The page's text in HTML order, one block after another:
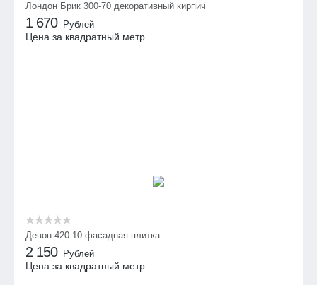
Лондон Брик 300-70 декоративный кирпич
1 670 Рублей
Цена за квадратный метр
Девон 420-10 фасадная плитка
2 150 Рублей
Цена за квадратный метр